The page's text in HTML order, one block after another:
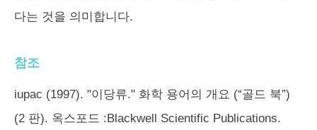
다는 것을 의미합니다.
참조
iupac (1997). "이당류." 화학 용어의 개요 (“골드 북”)
(2 판). 옥스포드 :Blackwell Scientific Publications.